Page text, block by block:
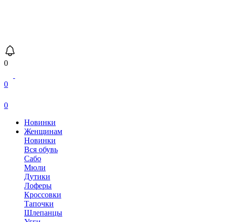
0
0
0
Новинки
Женщинам
Новинки
Вся обувь
Сабо
Мюли
Дутики
Лоферы
Кроссовки
Тапочки
Шлепанцы